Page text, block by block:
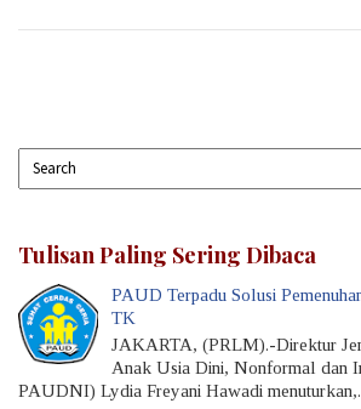
Tulisan Paling Sering Dibaca
PAUD Terpadu Solusi
TK
JAKARTA, (PRLM).-Direktur
Anak Usia Dini, Nonformal dan
PAUDNI) Lydia Freyani Hawadi